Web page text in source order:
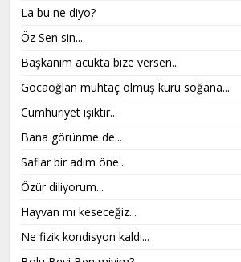
La bu ne diyo?
Öz Sen sin...
Başkanım acukta bize versen...
Gocaoğlan muhtaç olmuş kuru soğana...
Cumhuriyet ışıktır...
Bana görünme de...
Saflar bir adım öne...
Özür diliyorum...
Hayvan mı keseceğiz...
Ne fizik kondisyon kaldı...